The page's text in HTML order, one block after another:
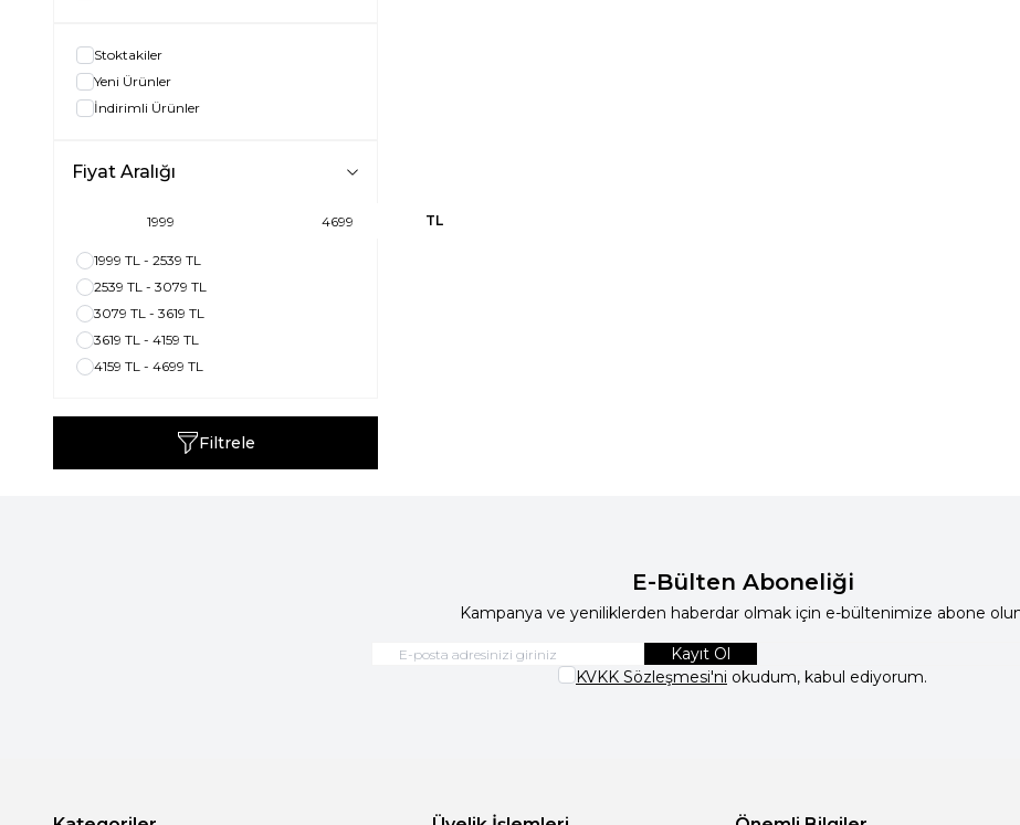
Stoktakiler
Yeni Ürünler
İndirimli Ürünler
Fiyat Aralığı
TL
1999 TL - 2539 TL
2539 TL - 3079 TL
3079 TL - 3619 TL
3619 TL - 4159 TL
4159 TL - 4699 TL
Filtrele
E-Bülten Aboneliği
Kampanya ve yeniliklerden haberdar olmak için e-bültenimize abone
Kayıt Ol
KVKK Sözleşmesi'ni okudum, kabul ediyorum.